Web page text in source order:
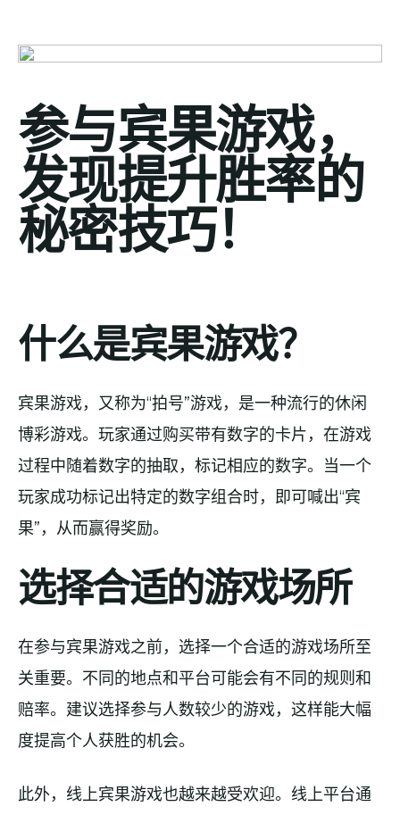
参与宾果游戏，
发现提升胜率的
秘密技巧！
什么是宾果游戏？
宾果游戏，又称为“拍号”游戏，是一种流行的休闲
博彩游戏。玩家通过购买带有数字的卡片，在游戏
过程中随着数字的抽取，标记相应的数字。当一个
玩家成功标记出特定的数字组合时，即可喊出“宾
果”，从而赢得奖励。
选择合适的游戏场所
在参与宾果游戏之前，选择一个合适的游戏场所至
关重要。不同的地点和平台可能会有不同的规则和
赔率。建议选择参与人数较少的游戏，这样能大幅
度提高个人获胜的机会。
此外，线上宾果游戏也越来越受欢迎。线上平台通